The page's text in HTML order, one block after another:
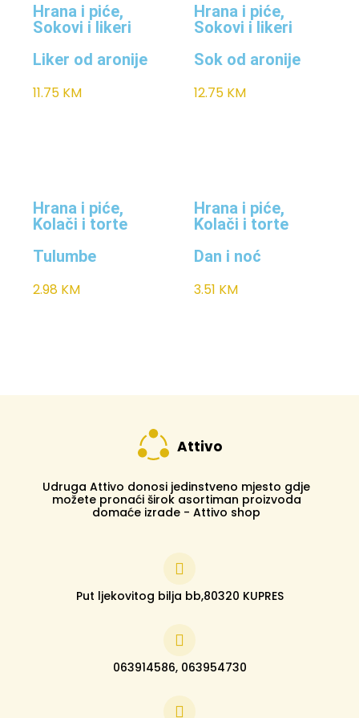
Hrana i piće,
Sokovi i likeri
Liker od aronije
11.75 KM
Hrana i piće,
Sokovi i likeri
Sok od aronije
12.75 KM
Hrana i piće,
Kolači i torte
Tulumbe
2.98 KM
Hrana i piće,
Kolači i torte
Dan i noć
3.51 KM
Attivo
Udruga Attivo donosi jedinstveno mjesto gdje
možete pronaći širok asortiman proizvoda
domaće izrade - Attivo shop
Put ljekovitog bilja bb,80320 KUPRES
063914586, 063954730